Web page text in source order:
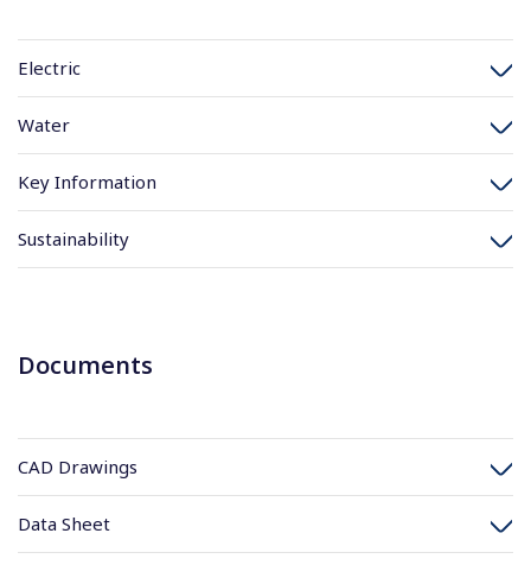
Electric
Water
Key Information
Sustainability
Documents
CAD Drawings
Data Sheet